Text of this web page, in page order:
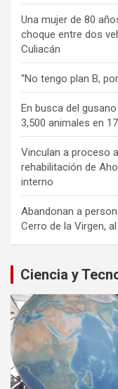
Una mujer de 80
choque entre dos
Culiacán
“No tengo plan B,
En busca del
3,500 animales en
Vinculan a proceso
rehabilitación de
interno
Abandonan a
Cerro de la Virgen,
Ciencia y